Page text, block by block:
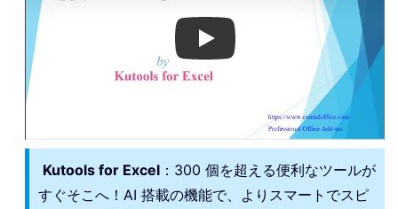
Play
Kutools for Excel ：300 個を超える便利なツールが
すぐそこへ！AI 搭載の機能で、よりスマートでスピ